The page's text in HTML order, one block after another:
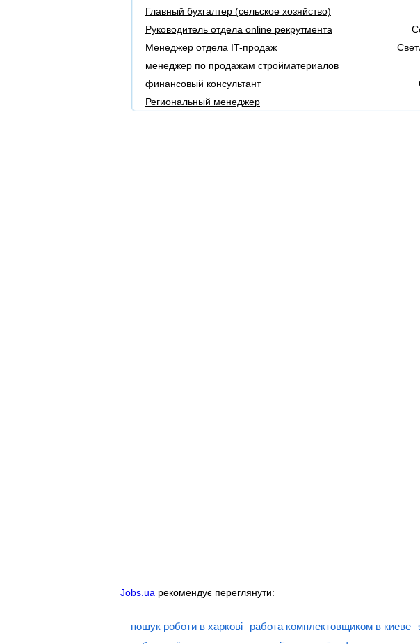
Главный бухгалтер (сельское хозяйство)
Руководитель отдела online рекрутмента
Менеджер отдела IT-продаж
менеджер по продажам стройматериалов
финансовый консультант
Региональный менеджер
Jobs.ua рекомендує переглянути:
пошук роботи в харкові работа комплектовщиком в киеве